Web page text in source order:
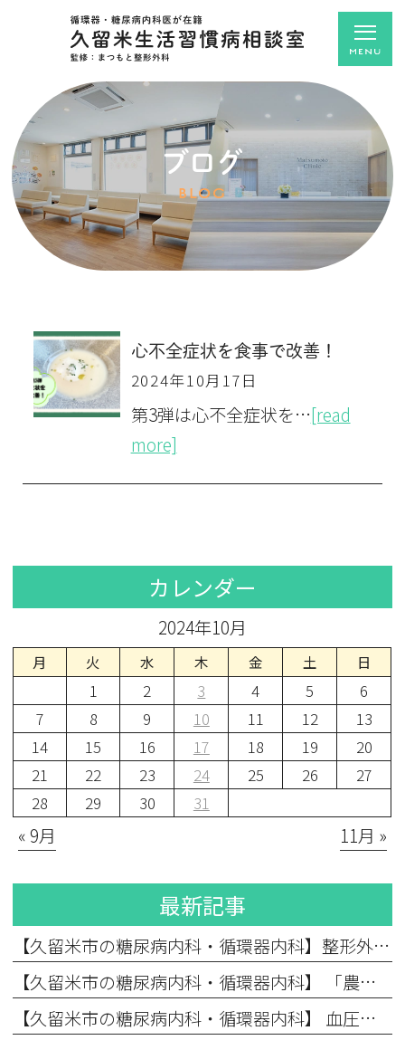
ブログ
BLOG
心不全症状を食事で改善！
2024年10月17日
第3弾は心不全症状を…[read
more]
カレンダー
2024年10月
月 火 水 木 金 土 日
1 2 3 4 5
6
7
8 9 10 11 12
13
14
15 16 17 18 19
20
21
22 23 24 25 26
27
28
29 30 31
« 9月 11月 »
最新記事
【久留米市の糖尿病内科・循環器内科】整形外科×内科の連携で生活習慣病を改善へ導く運動療法
【久留米市の糖尿病内科・循環器内科】 「農繁期に要注意！」コレステロール値が高いと言われたら？血管のアンチエイジング（第４回）
【久留米市の糖尿病内科・循環器内科】 血圧が高い状態が続くとどうなる？心臓を守るための血圧管理（第3回）